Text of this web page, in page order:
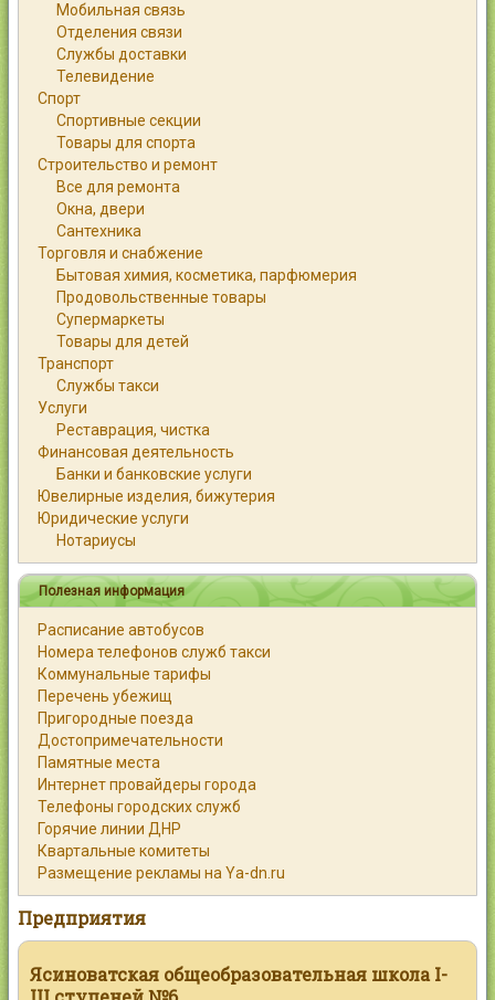
Мобильная связь
Отделения связи
Службы доставки
Телевидение
Спорт
Спортивные секции
Товары для спорта
Строительство и ремонт
Все для ремонта
Окна, двери
Сантехника
Торговля и снабжение
Бытовая химия, косметика, парфюмерия
Продовольственные товары
Супермаркеты
Товары для детей
Транспорт
Службы такси
Услуги
Реставрация, чистка
Финансовая деятельность
Банки и банковские услуги
Ювелирные изделия, бижутерия
Юридические услуги
Нотариусы
Полезная информация
Расписание автобусов
Номера телефонов служб такси
Коммунальные тарифы
Перечень убежищ
Пригородные поезда
Достопримечательности
Памятные места
Интернет провайдеры города
Телефоны городских служб
Горячие линии ДНР
Квартальные комитеты
Размещение рекламы на Ya-dn.ru
Предприятия
Ясиноватская общеобразовательная школа I-